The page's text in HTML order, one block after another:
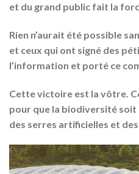
et du grand public fait la
Rien n’aurait été possible
et ceux qui ont signé des
l’information et porté ce
Cette victoire est la vôtre.
pour que la biodiversité
des serres artificielles et des